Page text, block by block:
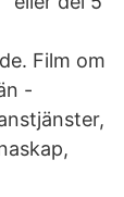
Film om
-